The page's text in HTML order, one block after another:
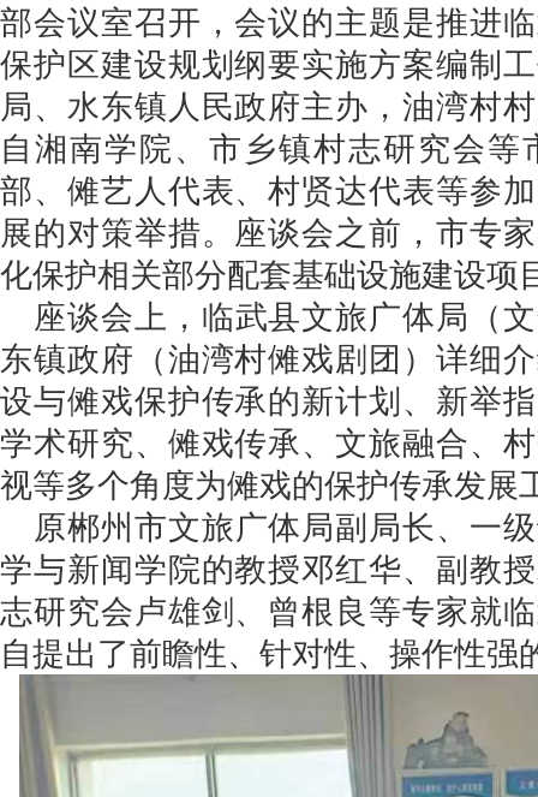
部会议室召开，会议的主题是推进
保护区建设规划纲要实施方案编制
局、水东镇人民政府主办，油湾村
自湘南学院、市乡镇村志研究会
部、傩艺人代表、村贤达代表等参
展的对策举措。座谈会之前，市专
化保护相关部分配套基础设施建设项
座谈会上，临武县文旅广体局（
东镇政府（油湾村傩戏剧团）详细
设与傩戏保护传承的新计划、新举
学术研究、傩戏传承、文旅融合、
视等多个角度为傩戏的保护传承发展
原郴州市文旅广体局副局长、一
学与新闻学院的教授邓红华、副教
志研究会卢雄剑、曾根良等专家就
自提出了前瞻性、针对性、操作性强